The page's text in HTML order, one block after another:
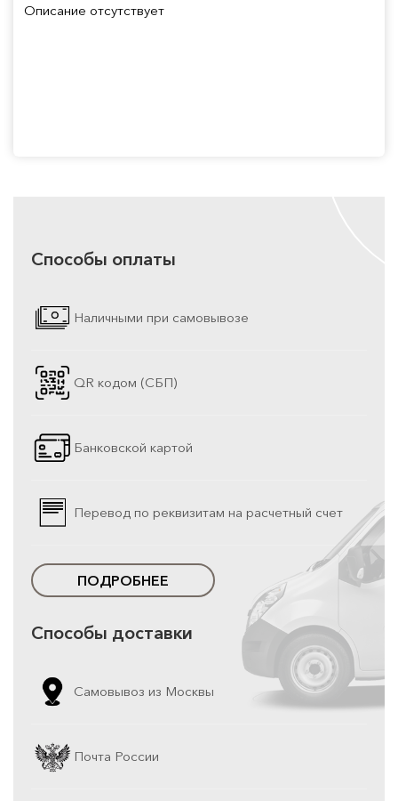
Описание отсутствует
Способы оплаты
Наличными при самовывозе
QR кодом (СБП)
Банковской картой
Перевод по реквизитам на расчетный счет
ПОДРОБНЕЕ
Способы доставки
Самовывоз из Москвы
Почта России